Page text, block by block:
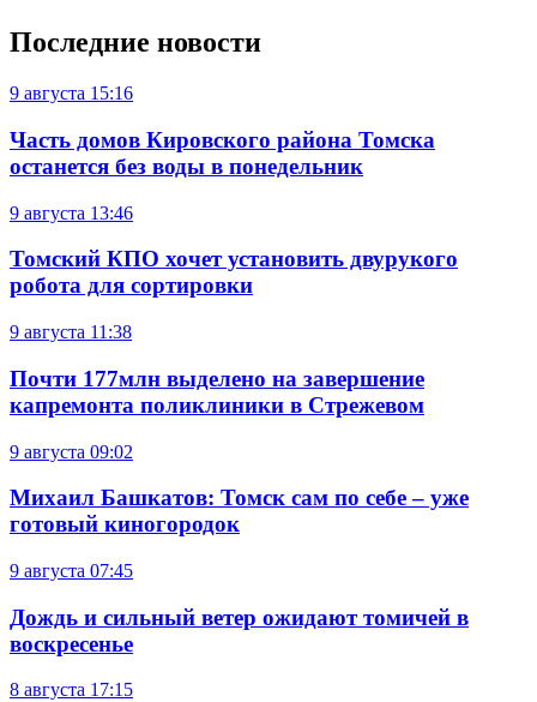
Последние новости
9 августа 15:16
Часть домов Кировского района Томска
останется без воды в понедельник
9 августа 13:46
Томский КПО хочет установить двурукого
робота для сортировки
9 августа 11:38
Почти 177млн выделено на завершение
капремонта поликлиники в Стрежевом
9 августа 09:02
Михаил Башкатов: Томск сам по себе – уже
готовый киногородок
9 августа 07:45
Дождь и сильный ветер ожидают томичей в
воскресенье
8 августа 17:15